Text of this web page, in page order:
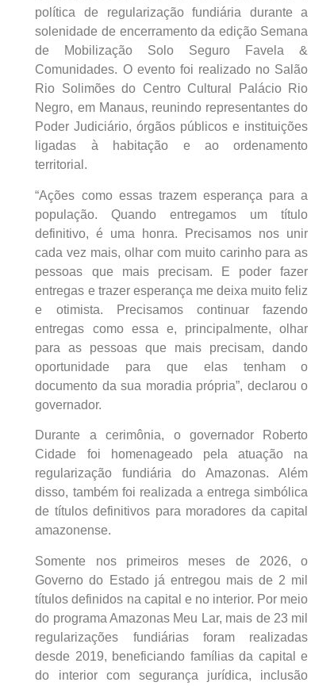
política de regularização fundiária durante a
solenidade de encerramento da edição Semana
de Mobilização Solo Seguro Favela &
Comunidades. O evento foi realizado no Salão
Rio Solimões do Centro Cultural Palácio Rio
Negro, em Manaus, reunindo representantes do
Poder Judiciário, órgãos públicos e instituições
ligadas à habitação e ao ordenamento
territorial.
“Ações como essas trazem esperança para a
população. Quando entregamos um título
definitivo, é uma honra. Precisamos nos unir
cada vez mais, olhar com muito carinho para as
pessoas que mais precisam. E poder fazer
entregas e trazer esperança me deixa muito feliz
e otimista. Precisamos continuar fazendo
entregas como essa e, principalmente, olhar
para as pessoas que mais precisam, dando
oportunidade para que elas tenham o
documento da sua moradia própria”, declarou o
governador.
Durante a cerimônia, o governador Roberto
Cidade foi homenageado pela atuação na
regularização fundiária do Amazonas. Além
disso, também foi realizada a entrega simbólica
de títulos definitivos para moradores da capital
amazonense.
Somente nos primeiros meses de 2026, o
Governo do Estado já entregou mais de 2 mil
títulos definidos na capital e no interior. Por meio
do programa Amazonas Meu Lar, mais de 23 mil
regularizações fundiárias foram realizadas
desde 2019, beneficiando famílias da capital e
do interior com segurança jurídica, inclusão